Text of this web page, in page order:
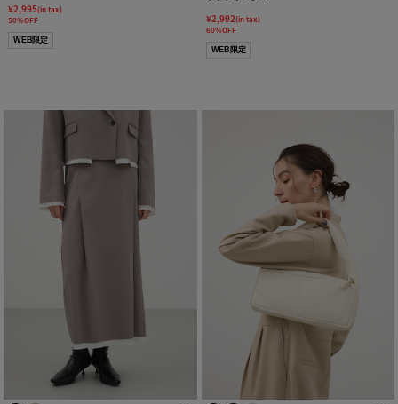
¥2,995(in tax)
50%OFF
WEB限定
¥2,992(in tax)
60%OFF
WEB限定